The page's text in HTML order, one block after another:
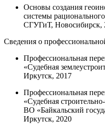
Основы создания
системы
СГУГиТ, Новосибирск,
Сведения о
Профессиональная
«Судебная
Иркутск, 2017
Профессиональная
«Судебная
ВО «Байкальский
Иркутск, 2020